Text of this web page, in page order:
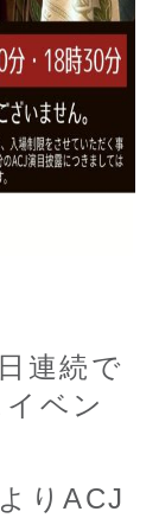
連続で
ベン
りACJ